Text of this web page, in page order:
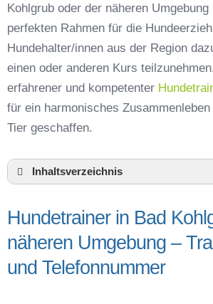
Kohlgrub oder der näheren Umgebung
perfekten Rahmen für die
Hundehalter/innen aus der Region
einen oder anderen Kurs
erfahrener und kompetenter
für ein harmonisches
Tier geschaffen.
Inhaltsverzeichnis
Hundetrainer in Bad Kohlgrub
Umgebung – Trainingszeiten
Telefonnummer
Das macht einen guten
Hundetrainer in Bad
näheren Umgebung –
und Telefonnummer